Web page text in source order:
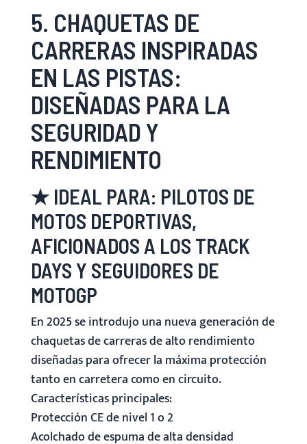
5. CHAQUETAS DE
CARRERAS INSPIRADAS
EN LAS PISTAS:
DISEÑADAS PARA LA
SEGURIDAD Y
RENDIMIENTO
★ IDEAL PARA: PILOTOS DE
MOTOS DEPORTIVAS,
AFICIONADOS A LOS TRACK
DAYS Y SEGUIDORES DE
MOTOGP
En 2025 se introdujo una nueva generación de
chaquetas de carreras de alto rendimiento
diseñadas para ofrecer la máxima protección
tanto en carretera como en circuito.
Características principales:
Protección CE de nivel 1 o 2
Acolchado de espuma de alta densidad